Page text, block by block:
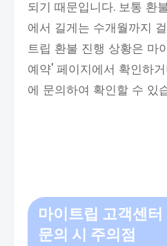
되기 때문입니다. 보통 환
에서 길게는 수개월까지
트립 환불 진행 상황은 마
예약' 페이지에서 확인하
에 문의하여 확인할 수 있
마이트립 고객센
문의 시 주의점